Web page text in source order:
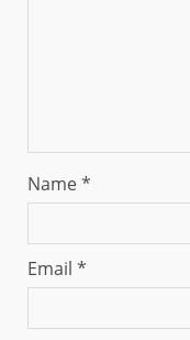
Name*
Email *